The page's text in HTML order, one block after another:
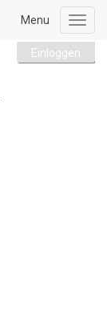
Menu
Einloggen